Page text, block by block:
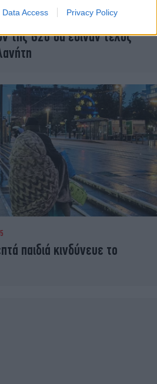
Data Access Privacy Policy
κέρδη των
της G20 θα έδιναν τέλος
παιδιά κινδύνευε το